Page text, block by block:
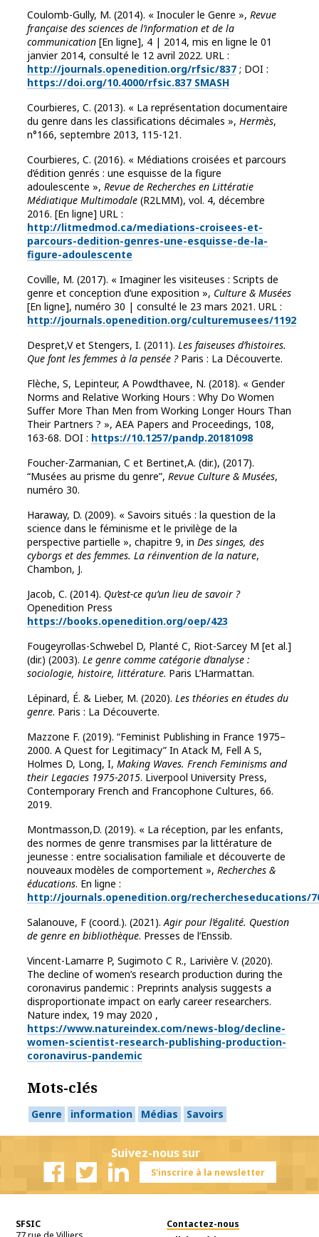
Coulomb-Gully, M. (2014). « Inoculer le Genre », Revue
française des sciences de l’information et de la
communication [En ligne], 4 | 2014, mis en ligne le 01
janvier 2014, consulté le 12 avril 2022. URL :
http://journals.openedition.org/rfsic/837 ; DOI :
https://doi.org/10.4000/rfsic.837 SMASH
Courbieres, C. (2013). « La représentation documentaire
du genre dans les classifications décimales », Hermès,
n°166, septembre 2013, 115-121.
Courbieres, C. (2016). « Médiations croisées et parcours
d’édition genrés : une esquisse de la figure
adoulescente », Revue de Recherches en Littératie
Médiatique Multimodale (R2LMM), vol. 4, décembre
2016. [En ligne] URL :
http://litmedmod.ca/mediations-croisees-et-
parcours-dedition-genres-une-esquisse-de-la-
figure-adoulescente
Coville, M. (2017). « Imaginer les visiteuses : Scripts de
genre et conception d’une exposition », Culture & Musées
[En ligne], numéro 30 | consulté le 23 mars 2021. URL :
http://journals.openedition.org/culturemusees/1192
Despret,V et Stengers, I. (2011). Les faiseuses d’histoires.
Que font les femmes à la pensée ?Paris : La Découverte.
Flèche, S, Lepinteur, A Powdthavee, N. (2018). « Gender
Norms and Relative Working Hours : Why Do Women
Suffer More Than Men from Working Longer Hours Than
Their Partners ? », AEA Papers and Proceedings, 108,
163-68. DOI : https://10.1257/pandp.20181098
Foucher-Zarmanian, C et Bertinet,A. (dir.), (2017).
“Musées au prisme du genre”, Revue Culture & Musées,
numéro 30.
Haraway, D. (2009). « Savoirs situés : la question de la
science dans le féminisme et le privilège de la
perspective partielle », chapitre 9, in Des singes, des
cyborgs et des femmes. La réinvention de la nature,
Chambon, J.
Jacob, C. (2014). Qu’est-ce qu’un lieu de savoir ?
Openedition Press
https://books.openedition.org/oep/423
Fougeyrollas-Schwebel D, Planté C, Riot-Sarcey M [et al.]
(dir.) (2003). Le genre comme catégorie d’analyse :
sociologie, histoire, littérature. Paris L’Harmattan.
Lépinard, É. & Lieber, M. (2020). Les théories en études du
genre. Paris : La Découverte.
Mazzone F. (2019). “Feminist Publishing in France 1975–
2000. A Quest for Legitimacy” In Atack M, Fell A S,
Holmes D, Long, I, Making Waves. French Feminisms and
their Legacies 1975-2015. Liverpool University Press,
Contemporary French and Francophone Cultures, 66.
2019.
Montmasson,D. (2019). « La réception, par les enfants,
des normes de genre transmises par la littérature de
jeunesse : entre socialisation familiale et découverte de
nouveaux modèles de comportement », Recherches &
éducations. En ligne :
http://journals.openedition.org/rechercheseducations/
Salanouve, F (coord.). (2021).Agir pour l’égalité. Question
de genre en bibliothèque. Presses de l’Enssib.
Vincent-Lamarre P, Sugimoto C R., Larivière V. (2020).
The decline of women’s research production during the
coronavirus pandemic : Preprints analysis suggests a
disproportionate impact on early career researchers.
Nature index, 19 may 2020 ,
https://www.natureindex.com/news-blog/decline-
women-scientist-research-publishing-production-
coronavirus-pandemic
Mots-clés
Genre information Médias Savoirs
Suivez-nous sur
S'inscrire à la newsletter
SFSIC
Contactez-nous